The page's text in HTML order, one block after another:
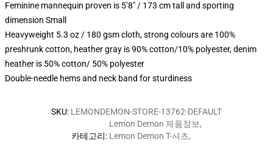
Feminine mannequin proven is 5’8″ / 173 cm tall and sporting
dimension Small
Heavyweight 5.3 oz / 180 gsm cloth, strong colours are 100%
preshrunk cotton, heather gray is 90% cotton/10% polyester, denim
heather is 50% cotton/ 50% polyester
Double-needle hems and neck band for sturdiness
SKU: LEMONDEMON-STORE-13762-DEFAULT
카테고리:
Lemon Demon 제품정보,
Lemon Demon T-셔츠,